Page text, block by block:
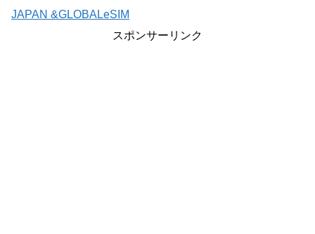
JAPAN &GLOBALeSIM
スポンサーリンク